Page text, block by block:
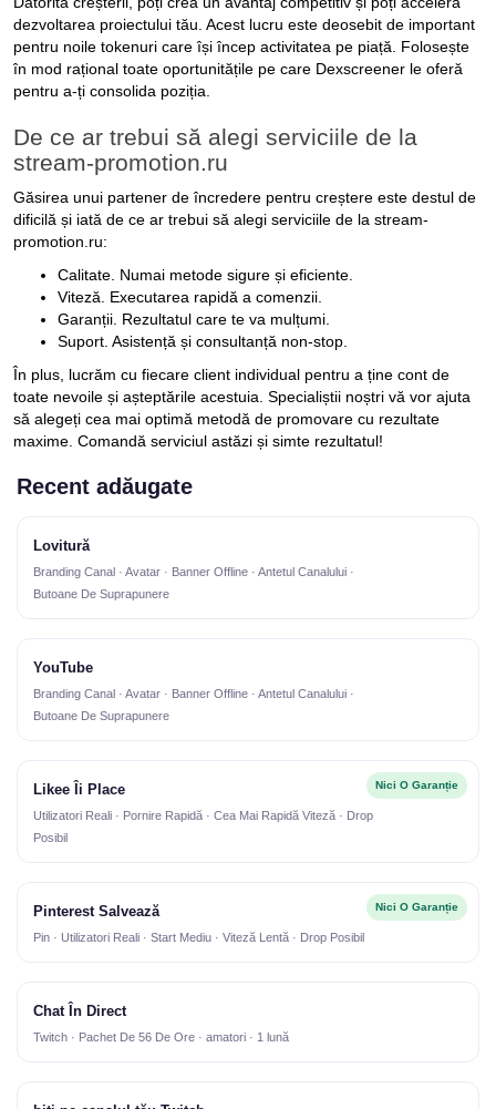
dezvoltarea proiectului tău. Acest lucru este deosebit de important
pentru noile tokenuri care își încep activitatea pe piață. Folosește
în mod rațional toate oportunitățile pe care Dexscreener le oferă
pentru a-ți consolida poziția.
De ce ar trebui să alegi serviciile de la
stream-promotion.ru
Găsirea unui partener de încredere pentru creștere este destul de
dificilă și iată de ce ar trebui să alegi serviciile de la stream-
promotion.ru:
Calitate. Numai metode sigure și eficiente.
Viteză. Executarea rapidă a comenzii.
Garanții. Rezultatul care te va mulțumi.
Suport. Asistență și consultanță non-stop.
În plus, lucrăm cu fiecare client individual pentru a ține cont de
toate nevoile și așteptările acestuia. Specialiștii noștri vă vor ajuta
să alegeți cea mai optimă metodă de promovare cu rezultate
maxime. Comandă serviciul astăzi și simte rezultatul!
Recent adăugate
Lovitură
Branding Canal · Avatar · Banner Offline · Antetul Canalului ·
Butoane De Suprapunere
YouTube
Branding Canal · Avatar · Banner Offline · Antetul Canalului ·
Butoane De Suprapunere
Nici O Garanție
Likee Îi Place
Utilizatori Reali · Pornire Rapidă · Cea Mai Rapidă Viteză · Drop
Posibil
Nici O Garanție
Pinterest Salvează
Pin · Utilizatori Reali · Start Mediu · Viteză Lentă · Drop Posibil
Chat În Direct
Twitch · Pachet De 56 De Ore · amatori · 1 lună